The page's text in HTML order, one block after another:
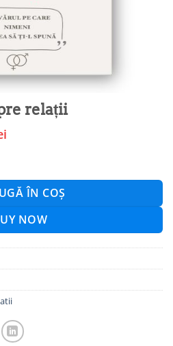
relații
20,00 lei.
relații
ÎN COȘ
NOW